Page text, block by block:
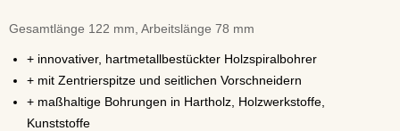
Gesamtlänge 122 mm, Arbeitslänge 78 mm
+ innovativer, hartmetallbestückter Holzspiralbohrer
+ mit Zentrierspitze und seitlichen Vorschneidern
+ maßhaltige Bohrungen in Hartholz, Holzwerkstoffe,
Kunststoffe